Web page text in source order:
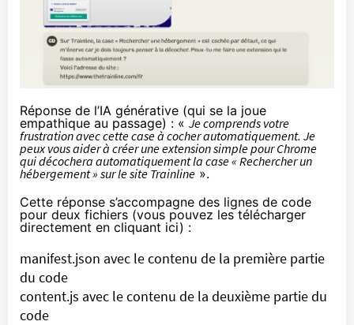
Réponse de l’IA générative (qui se la joue
empathique au passage) : «Je comprends votre
frustration avec cette case à cocher automatiquement. Je
peux vous aider à créer une extension simple pour Chrome
qui décochera automatiquement la case « Rechercher un
hébergement » sur le site Trainline ».
Cette réponse s’accompagne des lignes de code
pour deux fichiers (vous pouvez les télécharger
directement en cliquant ici) :
manifest.json avec le contenu de la première partie
du code
content.js avec le contenu de la deuxième partie du
code